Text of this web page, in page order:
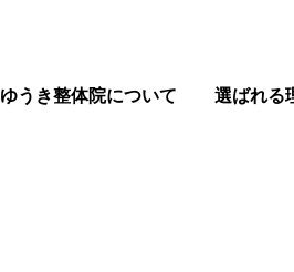
ゆうき整体院について 選ばれる